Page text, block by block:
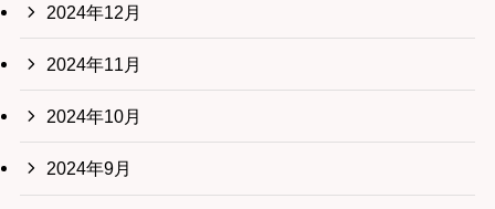
2024年12月
2024年11月
2024年10月
2024年9月